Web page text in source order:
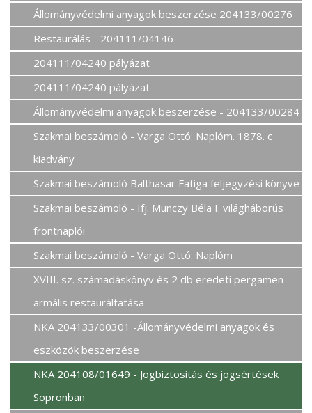
Állományvédelmi anyagok beszerzése 204133/00276
Restaurálás - 204111/04146
204111/04240 pályázat
204111/04240 pályázat
Állományvédelmi anyagok beszerzése - 204133/00284
Szakmai beszámoló - Varga Ottó: Naplóm. 1878. c
kiadvány
Szakmai beszámoló Balthasar Fatiga feljegyzési könyve
Szakmai beszámoló - Ifj. Munczy Béla I. világháborús
frontnaplói
Szakmai beszámoló - Varga Ottó: Naplóm
XVIII. sz. számadáskönyv és 2 db eredeti pergamen
armális restauráltatása
NKA 204133/00301 -Állományvédelmi anyagok és
eszközök beszerzése
NKA 204108/01649 - Jogbiztosítás és jogsértések
Sopronban